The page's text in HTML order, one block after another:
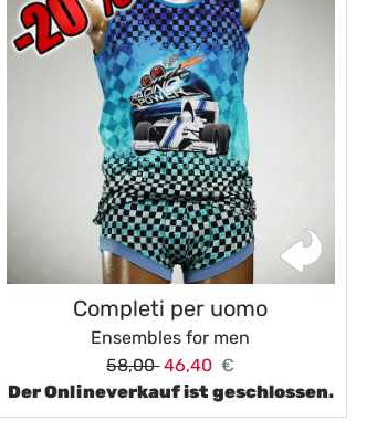
Completi per uomo
Ensembles for men
58,00 46,40 €
Der Onlineverkauf ist geschlossen.